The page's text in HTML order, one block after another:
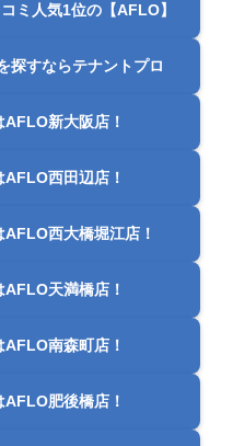
ミ人気1位の【AFLO】
探すならテナントプロ
新大阪店！
西田辺店！
西大橋堀江店！
天満橋店！
南森町店！
肥後橋店！